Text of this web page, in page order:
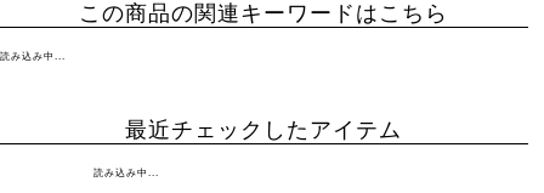
この商品の関連キーワードはこちら
読み込み中...
最近チェックしたアイテム
読み込み中...